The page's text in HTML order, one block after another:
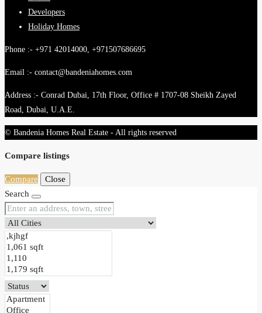
Developers
Holiday Homes
Phone :- +971 42014000, +971507686695
Email :- contact@bandeniahomes.com
Address :- Conrad Dubai, 17th Floor, Office # 1707-08 Sheikh Zayed
Road, Dubai, U.A.E.
© Bandenia Homes Real Estate - All rights reserved
Compare listings
Compare
Close
Search